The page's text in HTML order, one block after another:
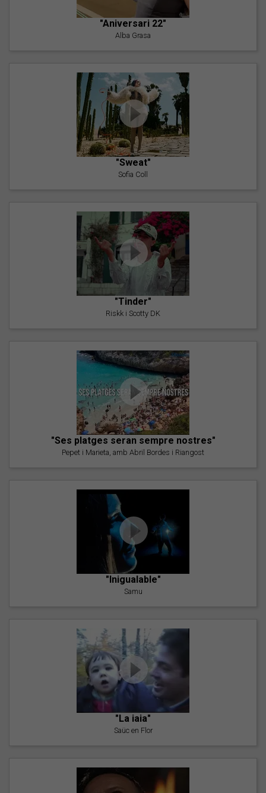
"Aniversari 22"
Alba Grasa
"Sweat"
Sofia Coll
"Tinder"
Riskk i Scotty DK
"Ses platges seran sempre nostres"
Pepet i Marieta, amb Abril Bordes i Riangost
"Inigualable"
Samu
"La iaia"
Saüc en Flor